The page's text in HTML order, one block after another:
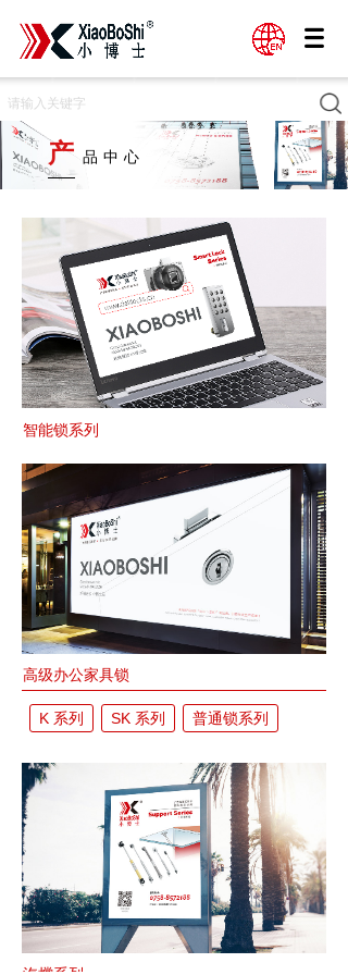
产 品中心
智能锁系列
高级办公家具锁
K 系列 SK 系列 普通锁系列